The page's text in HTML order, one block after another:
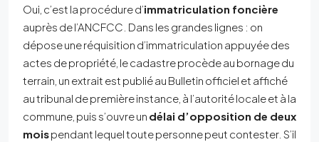
Oui, c’est la procédure d’immatriculation foncière
auprès de l’ANCFCC. Dans les grandes lignes : on
dépose une réquisition d’immatriculation appuyée des
actes de propriété, le cadastre procède au bornage du
terrain, un extrait est publié au Bulletin officiel et affiché
au tribunal de première instance, à l’autorité locale et à la
commune, puis s’ouvre un délai d’opposition de deux
moispendant lequel toute personne peut contester. S’il